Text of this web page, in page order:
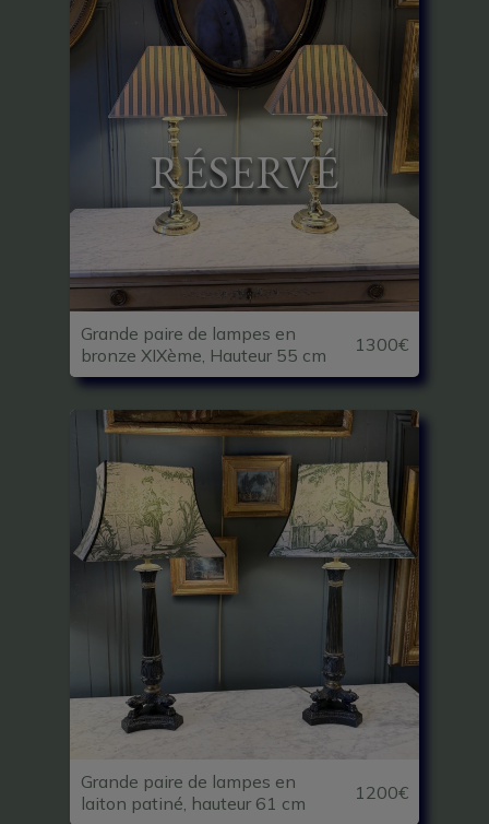
Grande paire de lampes en
bronze XIXème, Hauteur 55 cm
1300€
RÉSERVÉ
Grande paire de lampes en
laiton patiné, hauteur 61 cm
1200€